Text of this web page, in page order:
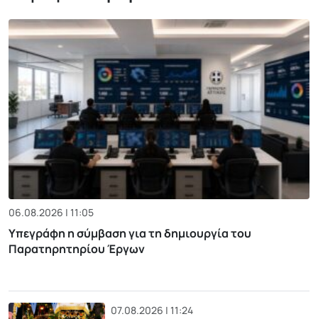
06.08.2026 | 11:05
Υπεγράφη η σύμβαση για τη δημιουργία του
Παρατηρητηρίου Έργων
07.08.2026 | 11:24